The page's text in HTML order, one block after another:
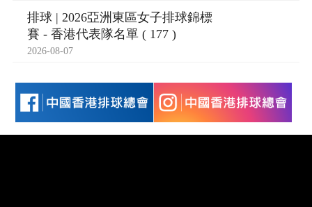
排球 | 2026亞洲東區女子排球錦標
賽 - 香港代表隊名單 ( 177 )
2026-08-07